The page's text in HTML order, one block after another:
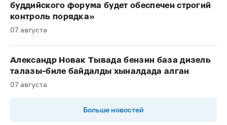
буддийского форума будет обеспечен строгий
контроль порядка»
07 августа
Александр Новак Тывада бензин база дизель
талазы-биле байдалды хыналдада алган
07 августа
Больше новостей